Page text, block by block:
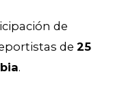
de
de 25
.